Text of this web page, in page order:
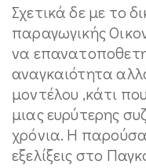
Σχετικά δε με το
παραγωγικής
να
αναγκαιότητα
μοντέλου ,κάτι
μιας ευρύτερης
χρόνια. Η
εξελίξεις στο